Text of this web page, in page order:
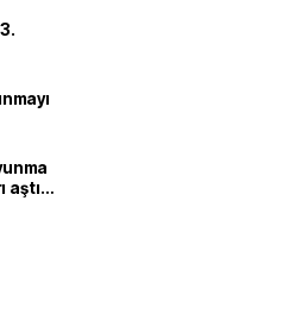
aştı